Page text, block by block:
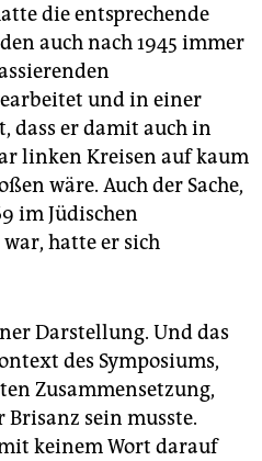
die entsprechende
auch nach 1945 immer
und in einer
dass er damit auch in
linken Kreisen auf kaum
wäre. Auch der Sache,
im Jüdischen
hatte er sich
Darstellung. Und das
des Symposiums,
Zusammensetzung,
sein musste.
keinem Wort darauf